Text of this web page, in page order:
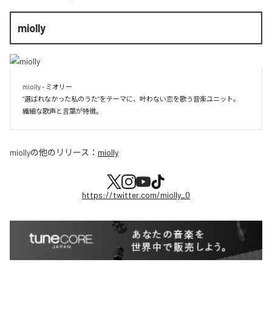
miolly
miolly - ミオリー
”選ばれなかった私のうた”をテーマに、叶わない恋を歌う音楽ユニット。
miollyの他のリリース： miolly
https://twitter.com/miolly_0